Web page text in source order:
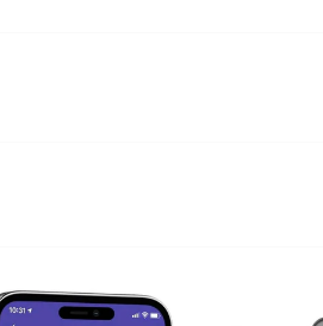
draadloos kunt bekijken en
op een dashcam is om de beelden
binnen het bereik van het Wifi